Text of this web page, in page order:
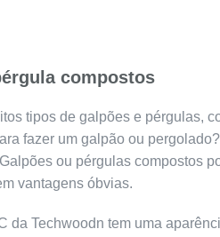
compostos
tipos de galpões e pérgulas,
fazer um galpão ou
ou pérgulas compostos
vantagens óbvias.
da Techwoodn tem uma